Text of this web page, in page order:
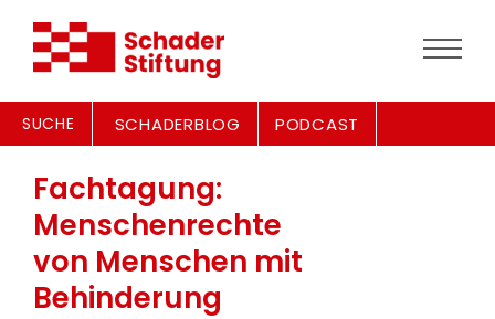
SUCHE SCHADERBLOG PODCAST
Fachtagung:
Menschenrechte
von Menschen mit
Behinderung